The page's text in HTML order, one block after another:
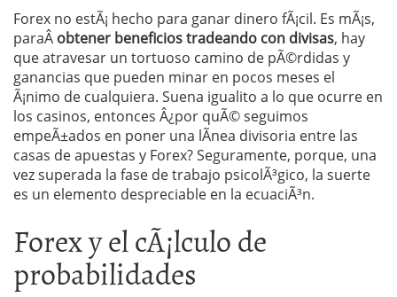
Forex no estÃ¡ hecho para ganar dinero fÃ¡cil. Es mÃ¡s,
paraÂ obtener beneficios tradeando con divisas, hay
que atravesar un tortuoso camino de pÃ©rdidas y
ganancias que pueden minar en pocos meses el
Ã¡nimo de cualquiera. Suena igualito a lo que ocurre en
los casinos, entonces Â¿por quÃ© seguimos
empeÃ±ados en poner una lÃ­nea divisoria entre las
casas de apuestas y Forex? Seguramente, porque, una
vez superada la fase de trabajo psicolÃ³gico, la suerte
es un elemento despreciable en la ecuaciÃ³n.
Forex y el cÃ¡lculo de
probabilidades